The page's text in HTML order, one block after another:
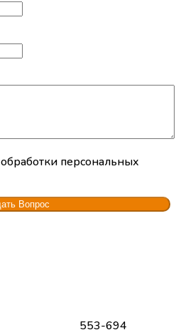
обработки персональных
553-694